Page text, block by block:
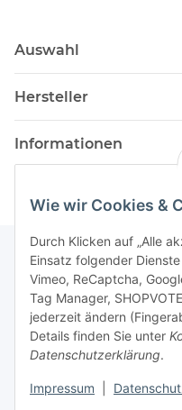
Wie wir Cookies &
Durch Klicken auf „Alle
Einsatz folgender
Vimeo, ReCaptcha,
Tag Manager,
jederzeit ändern
Details finden Sie unter
Datenschutzerklärung.
Impressum
Auswahl
Hersteller
Informationen
Bitte senden
Datenschutzerklärung